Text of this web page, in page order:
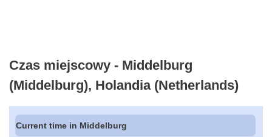
Czas miejscowy - Middelburg
(Middelburg), Holandia (Netherlands)
Current time in Middelburg